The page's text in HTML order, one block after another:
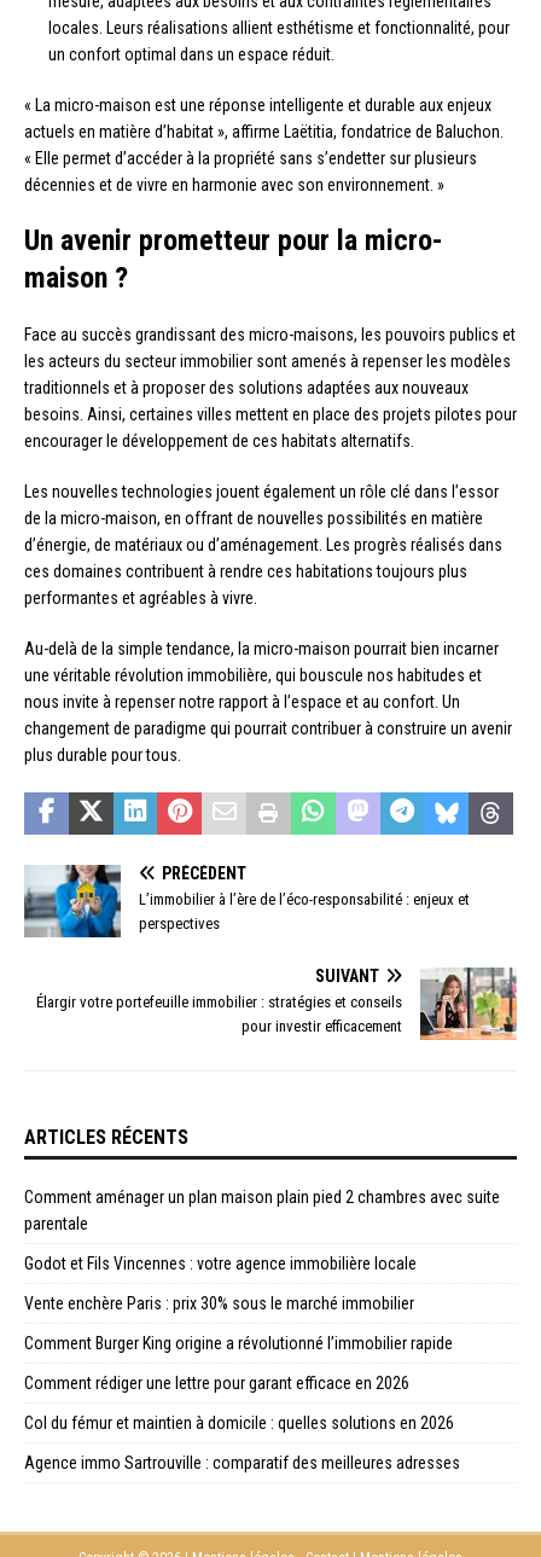
locales. Leurs réalisations allient esthétisme et fonctionnalité, pour
un confort optimal dans un espace réduit.
« La micro-maison est une réponse intelligente et durable aux enjeux
actuels en matière d’habitat », affirme Laëtitia, fondatrice de Baluchon.
« Elle permet d’accéder à la propriété sans s’endetter sur plusieurs
décennies et de vivre en harmonie avec son environnement. »
Un avenir prometteur pour la micro-
maison ?
Face au succès grandissant des micro-maisons, les pouvoirs publics et
les acteurs du secteur immobilier sont amenés à repenser les modèles
traditionnels et à proposer des solutions adaptées aux nouveaux
besoins. Ainsi, certaines villes mettent en place des projets pilotes pour
encourager le développement de ces habitats alternatifs.
Les nouvelles technologies jouent également un rôle clé dans l’essor
de la micro-maison, en offrant de nouvelles possibilités en matière
d’énergie, de matériaux ou d’aménagement. Les progrès réalisés dans
ces domaines contribuent à rendre ces habitations toujours plus
performantes et agréables à vivre.
Au-delà de la simple tendance, la micro-maison pourrait bien incarner
une véritable révolution immobilière, qui bouscule nos habitudes et
nous invite à repenser notre rapport à l’espace et au confort. Un
changement de paradigme qui pourrait contribuer à construire un avenir
plus durable pour tous.
PRÉCÉDENT
L’immobilier à l’ère de l’éco-responsabilité : enjeux et
perspectives
SUIVANT
Élargir votre portefeuille immobilier : stratégies et conseils
pour investir efficacement
ARTICLES RÉCENTS
Comment aménager un plan maison plain pied 2 chambres avec suite
parentale
Godot et Fils Vincennes : votre agence immobilière locale
Vente enchère Paris : prix 30% sous le marché immobilier
Comment Burger King origine a révolutionné l’immobilier rapide
Comment rédiger une lettre pour garant efficace en 2026
Col du fémur et maintien à domicile : quelles solutions en 2026
Agence immo Sartrouville : comparatif des meilleures adresses